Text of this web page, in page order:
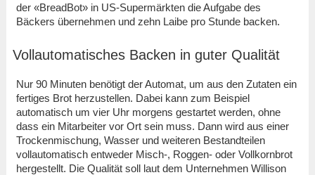
der «BreadBot» in US-Supermärkten die Aufgabe des
Bäckers übernehmen und zehn Laibe pro Stunde backen.
Vollautomatisches Backen in guter Qualität
Nur 90 Minuten benötigt der Automat, um aus den Zutaten ein
fertiges Brot herzustellen. Dabei kann zum Beispiel
automatisch um vier Uhr morgens gestartet werden, ohne
dass ein Mitarbeiter vor Ort sein muss. Dann wird aus einer
Trockenmischung, Wasser und weiteren Bestandteilen
vollautomatisch entweder Misch-, Roggen- oder Vollkornbrot
hergestellt. Die Qualität soll laut dem Unternehmen Willison